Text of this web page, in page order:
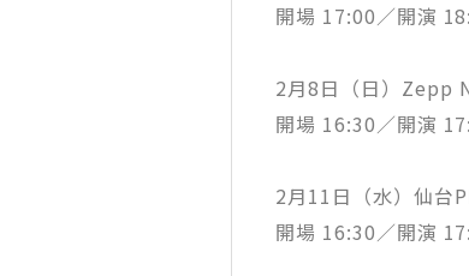
開場 17:00／開演
2月8日（日）Zepp
開場 16:30／開演
2月11日（水）仙台
開場 16:30／開演